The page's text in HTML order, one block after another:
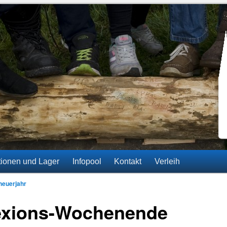
Gonsenheim
und Lager Infopool Kontakt Verleih
Wochenende